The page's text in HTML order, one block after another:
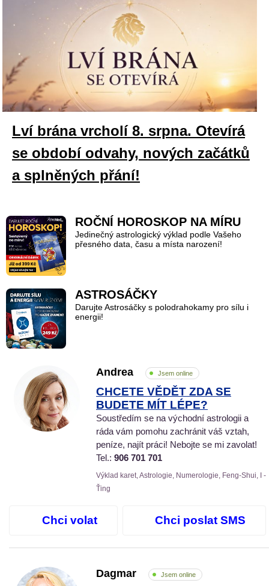
Lví brána vrcholí 8. srpna. Otevírá
se období odvahy, nových začátků
a splněných přání!
ROČNÍ HOROSKOP NA MÍRU
Jedinečný astrologický výklad podle Vašeho
přesného data, času a místa narození!
ASTROSÁČKY
Darujte Astrosáčky s polodrahokamy pro sílu i
energii!
Andrea Jsem online
CHCETE VĚDĚT ZDA SE
BUDETE MÍT LÉPE?
Soustředím se na východní astrologii a
ráda vám pomohu zachránit váš vztah,
peníze, najít práci! Nebojte se mi zavolat!
Tel.: 906 701 701
Výklad karet, Astrologie, Numerologie, Feng-Shui, I -
Ťing
Chci volat Chci poslat SMS
Dagmar Jsem online